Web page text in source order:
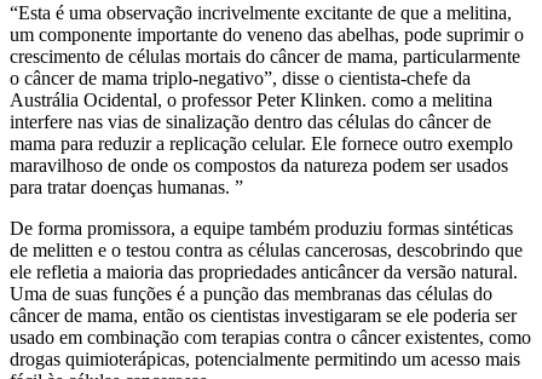
“Esta é uma observação incrivelmente excitante de que a melitina,
um componente importante do veneno das abelhas, pode suprimir o
crescimento de células mortais do câncer de mama, particularmente
o câncer de mama triplo-negativo”, disse o cientista-chefe da
Austrália Ocidental, o professor Peter Klinken. como a melitina
interfere nas vias de sinalização dentro das células do câncer de
mama para reduzir a replicação celular. Ele fornece outro exemplo
maravilhoso de onde os compostos da natureza podem ser usados ​​
para tratar doenças humanas. ”
De forma promissora, a equipe também produziu formas sintéticas
de melitten e o testou contra as células cancerosas, descobrindo que
ele refletia a maioria das propriedades anticâncer da versão natural.
Uma de suas funções é a punção das membranas das células do
câncer de mama, então os cientistas investigaram se ele poderia ser
usado em combinação com terapias contra o câncer existentes, como
drogas quimioterápicas, potencialmente permitindo um acesso mais